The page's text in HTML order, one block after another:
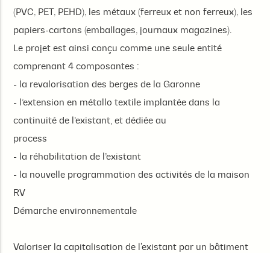
(PVC, PET, PEHD), les métaux (ferreux et non ferreux), les
papiers-cartons (emballages, journaux magazines).
Le projet est ainsi conçu comme une seule entité
comprenant 4 composantes :
- la revalorisation des berges de la Garonne
- l’extension en métallo textile implantée dans la
continuité de l’existant, et dédiée au
process
- la réhabilitation de l’existant
- la nouvelle programmation des activités de la maison
RV
Démarche environnementale
Valoriser la capitalisation de l'existant par un bâtiment